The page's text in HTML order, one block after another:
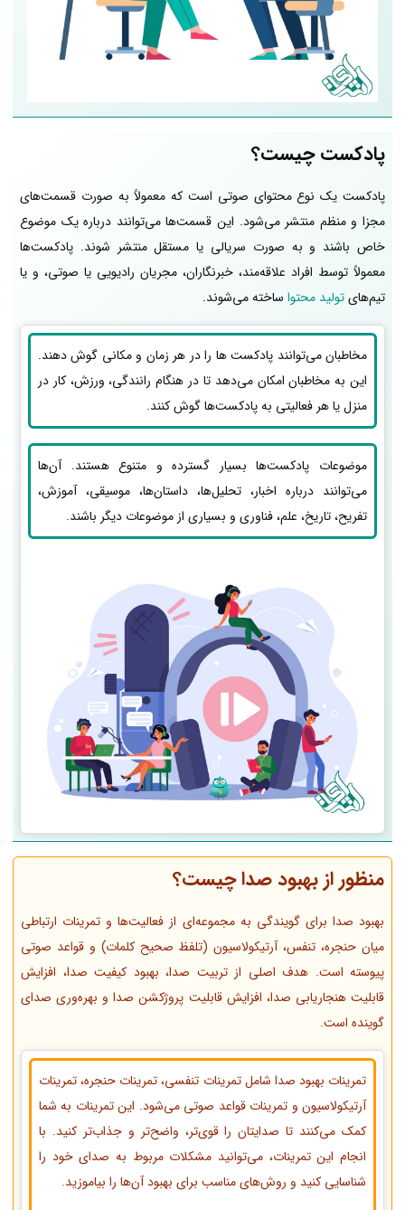
پادکست چیست؟
پادکست یک نوع محتوای صوتی است که معمولاً به صورت قسمت‌های
مجزا و منظم منتشر می‌شود. این قسمت‌ها می‌توانند درباره یک موضوع
خاص باشند و به صورت سریالی یا مستقل منتشر شوند. پادکست‌ها
معمولاً توسط افراد علاقه‌مند، خبرنگاران، مجریان رادیویی یا صوتی، و یا
تیم‌هایتولید محتوا ساخته می‌شوند.
مخاطبان می‌توانند پادکست ها را در هر زمان و مکانی گوش دهند.
این به مخاطبان امکان می‌دهد تا در هنگام رانندگی، ورزش، کار در
منزل یا هر فعالیتی به پادکست‌ها گوش کنند.
موضوعات پادکست‌ها بسیار گسترده و متنوع هستند. آن‌ها
می‌توانند درباره اخبار، تحلیل‌ها، داستان‌ها، موسیقی، آموزش،
تفریح، تاریخ، علم، فناوری و بسیاری از موضوعات دیگر باشند.
منظور از بهبود صدا چیست؟
بهبود صدا برای گویندگی به مجموعه‌ای از فعالیت‌ها و تمرینات ارتباطی
میان حنجره، تنفس، آرتیکولاسیون (تلفظ صحیح کلمات) و قواعد صوتی
پیوسته است. هدف اصلی از تربیت صدا، بهبود کیفیت صدا، افزایش
قابلیت هنجاریابی صدا، افزایش قابلیت پروژکشن صدا و بهره‌وری صدای
گوینده است.
تمرینات بهبود صدا شامل تمرینات تنفسی، تمرینات حنجره، تمرینات
آرتیکولاسیون و تمرینات قواعد صوتی می‌شود. این تمرینات به شما
کمک می‌کنند تا صدایتان را قوی‌تر، واضح‌تر و جذاب‌تر کنید. با
انجام این تمرینات، می‌توانید مشکلات مربوط به صدای خود را
شناسایی کنید و روش‌های مناسب برای بهبود آن‌ها را بیاموزید.